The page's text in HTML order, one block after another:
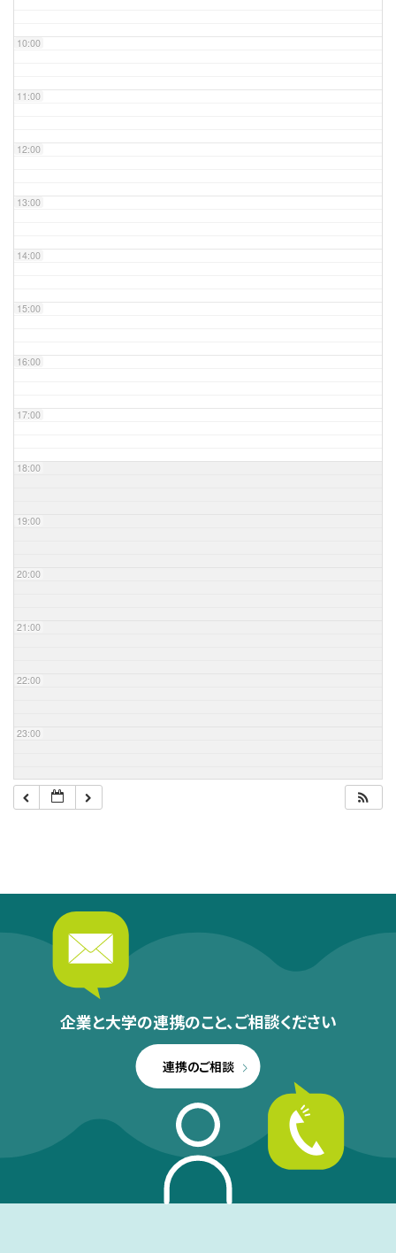
10:00
11:00
12:00
13:00
14:00
15:00
16:00
17:00
18:00
19:00
20:00
21:00
22:00
23:00
企業と大学の連携のこと、ご相談ください
連携のご相談